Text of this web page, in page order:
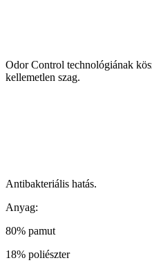
Odor Control technológiának
kellemetlen szag.
Antibakteriális hatás.
Anyag:
80% pamut
18% poliészter